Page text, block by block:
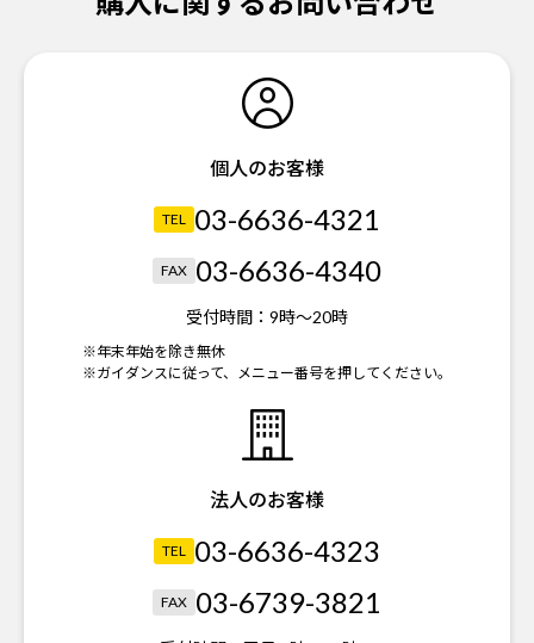
個人のお客様
TEL 03-6636-4321
FAX 03-6636-4340
受付時間： 9時～20時
※年末年始を除き無休
※ガイダンスに従って、メニュー番号を押してください。
法人のお客様
TEL 03-6636-4323
FAX 03-6739-3821